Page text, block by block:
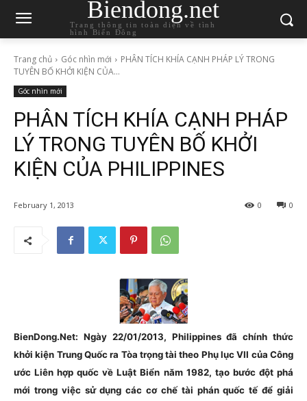
Biendong.net
Trang thông tin toàn diện về tình
hình Biển Đông
Trang chủ Góc nhìn mới
PHÂN TÍCH KHÍA CẠNH PHÁP LÝ TRONG
TUYÊN BỐ KHỞI KIỆN CỦA...
Góc nhìn mới
PHÂN TÍCH KHÍA CẠNH PHÁP
LÝ TRONG TUYÊN BỐ KHỞI
KIỆN CỦA PHILIPPINES
February 1, 2013 0
0
BienDong.Net: Ngày 22/01/2013, Philippines đã chính thức
khởi kiện Trung Quốc ra Tòa trọng tài theo Phụ lục VII của Công
ước Liên hợp quốc về Luật Biển năm 1982, tạo bước đột phá
mới trong việc sử dụng các cơ chế tài phán quốc tế để giải